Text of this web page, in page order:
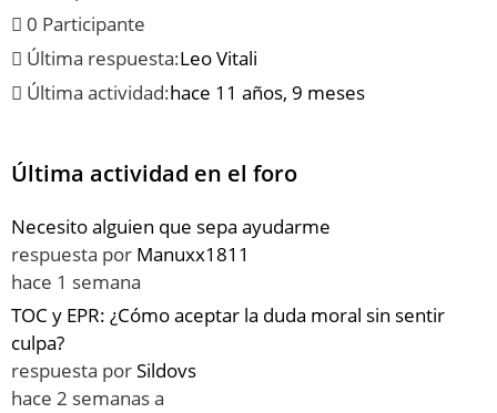
0 Participante
Última respuesta:Leo Vitali
Última actividad:hace 11 años, 9 meses
Última actividad en el foro
Necesito alguien que sepa ayudarme
respuesta por Manuxx1811
hace 1 semana
TOC y EPR: ¿Cómo aceptar la duda moral sin sentir
culpa?
respuesta porSildovs
hace 2 semanas a